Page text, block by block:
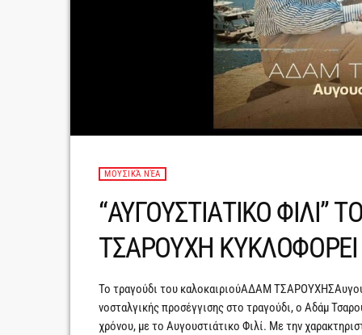
ΜΟΥΣΙΚΆ ΝΈΑ
“ΑΥΓΟΥΣΤΙΑΤΙΚΟ ΦΙΛΙ”
ΤΣΑΡΟΥΧΗ ΚΥΚΛΟΦΟΡΕΙ
Το τραγούδι του καλοκαιριούΑΔΑΜ
νοσταλγικής προσέγγισης στο τραγούδι, ο Αδάμ
χρόνου, με το Αυγουστιάτικο Φιλί. Με την